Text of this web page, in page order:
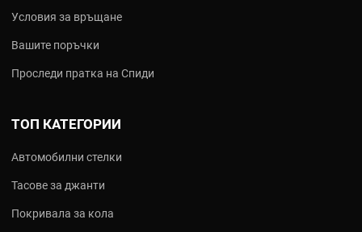
Условия за връщане
Вашите поръчки
Проследи пратка на Спиди
ТОП КАТЕГОРИИ
Автомобилни стелки
Тасове за джанти
Покривала за кола